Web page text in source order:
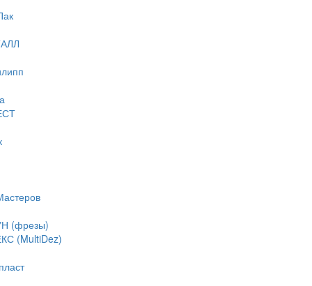
(фрезы)
(MultiDez)